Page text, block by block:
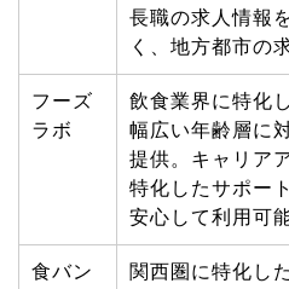
長職の求人情報
く、地方都市の
フーズ
ラボ
飲食業界に特化し
幅広い年齢層に
提供。キャリア
特化したサポー
安心して利用可能
食バン
関西圏に特化し